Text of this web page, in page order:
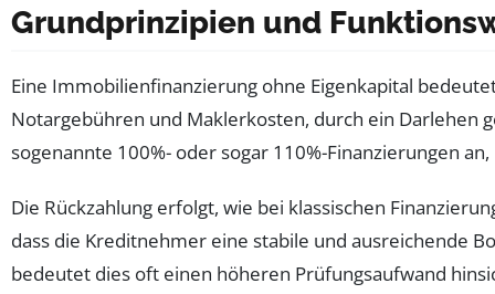
Grundprinzipien und
Eine Immobilienfinanzierung ohne Eigenkapital
Notargebühren und Maklerkosten, durch ein Darlehen
sogenannte 100%- oder sogar 110%-Finanzierungen
Die Rückzahlung erfolgt, wie bei klassischen
dass die Kreditnehmer eine stabile und ausreichende
bedeutet dies oft einen höheren Prüfungsaufwand